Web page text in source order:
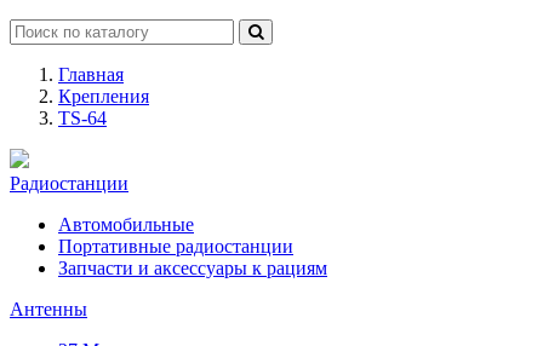
Главная
Крепления
TS-64
Радиостанции
Автомобильные
Портативные радиостанции
Запчасти и аксессуары к рациям
Антенны